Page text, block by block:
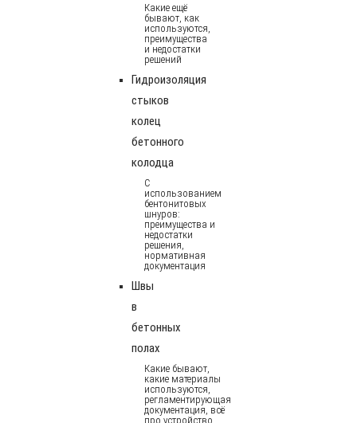
Какие ещё
бывают, как
используются,
преимущества
и недостатки
решений
Гидроизоляция
стыков
колец
бетонного
колодца
С
использованием
бентонитовых
шнуров:
преимущества и
недостатки
решения,
нормативная
документация
Швы
в
бетонных
полах
Какие бывают,
какие материалы
используются,
регламентирующая
документация, всё
про устройство